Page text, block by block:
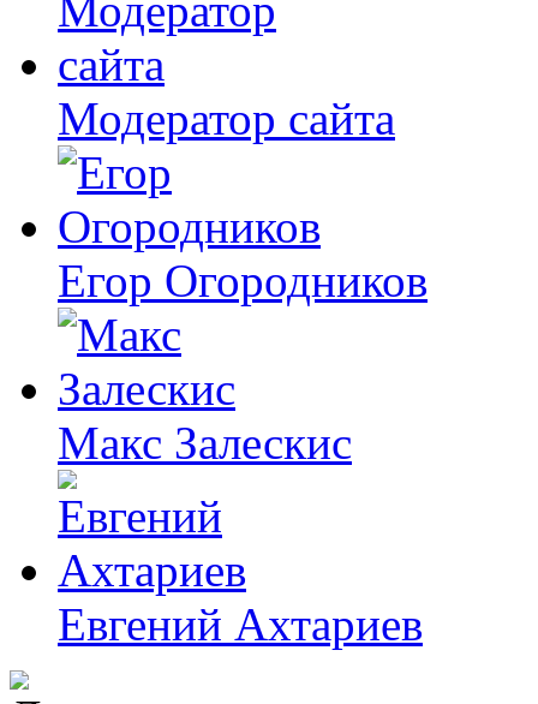
Модератор сайта
Егор Огородников
Макс Залескис
Евгений Ахтариев